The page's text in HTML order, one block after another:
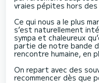
vraies pépites hors
Ce qui nous a le plus
s’est naturellement
sympa et chaleureux
partie de notre bande
rencontre humaine, en
On repart avec des
recommencer dès que